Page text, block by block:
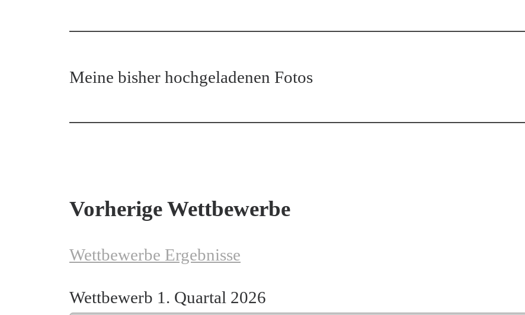
Meine bisher hochgeladenen Fotos
Vorherige Wettbewerbe
Wettbewerbe Ergebnisse
Wettbewerb 1. Quartal 2026